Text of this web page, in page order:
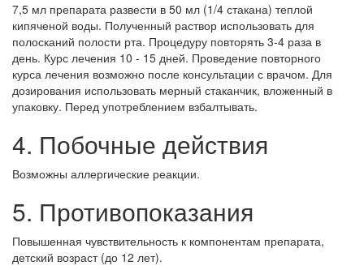
7,5 мл препарата развести в 50 мл (1/4 стакана) теплой
кипяченой воды. Полученный раствор использовать для
полосканий полости рта. Процедуру повторять 3-4 раза в
день. Курс лечения 10 - 15 дней. Проведение повторного
курса лечения возможно после консультации с врачом. Для
дозирования использовать мерный стаканчик, вложенный в
упаковку. Перед употреблением взбалтывать.
4. Побочные действия
Возможны аллергические реакции.
5. Противопоказания
Повышенная чувствительность к компонентам препарата,
детский возраст (до 12 лет).